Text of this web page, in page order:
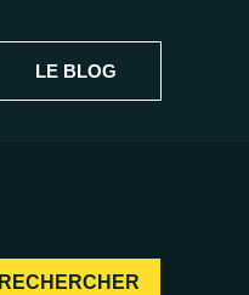
LE BLOG
RECHERCHER